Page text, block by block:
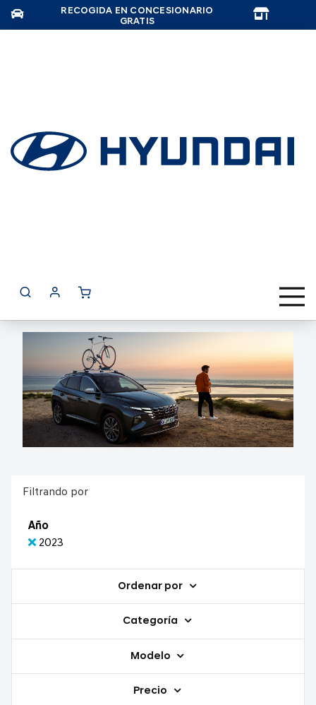
RECOGIDA EN CONCESIONARIO
GRATIS
Filtrando por
Año
2023
Ordenar por
Categoría
Modelo
Precio